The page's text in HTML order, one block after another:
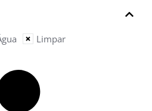
Limpar